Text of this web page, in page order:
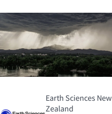
Earth Sciences New
Zealand